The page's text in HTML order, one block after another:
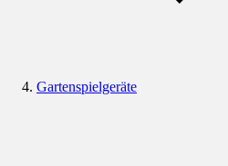
Gartenspielgeräte